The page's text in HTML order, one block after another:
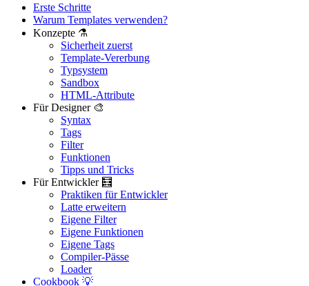
Erste Schritte
Warum Templates verwenden?
Konzepte ⚗️
Sicherheit zuerst
Template-Vererbung
Typsystem
Sandbox
HTML-Attribute
Für Designer 🎨
Syntax
Tags
Filter
Funktionen
Tipps und Tricks
Für Entwickler 🧮
Praktiken für Entwickler
Latte erweitern
Eigene Filter
Eigene Funktionen
Eigene Tags
Compiler-Pässe
Loader
Cookbook 💡